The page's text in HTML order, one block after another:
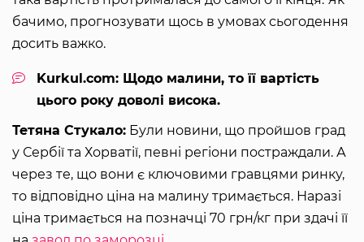
бачимо, прогнозувати щось в умовах сьогодення
досить важко.
Kurkul.com: Щодо малини, то її вартість
цього року доволі висока.
Тетяна Стукало: Були новини, що пройшов град
у Сербії та Хорватії, певні регіони постраждали. А
через те, що вони є ключовими гравцями ринку,
то відповідно ціна на малину тримається. Наразі
ціна тримається на позначці 70 грн/кг при здачі її